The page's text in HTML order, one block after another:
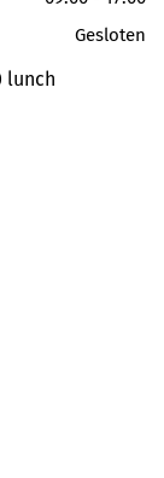
Gesloten
lunch